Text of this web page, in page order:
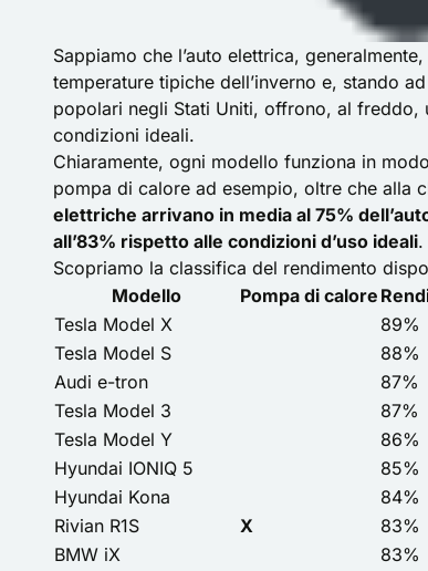
Sappiamo che l’auto elettrica,
temperature tipiche dell’inverno e, stando
popolari negli Stati Uniti, offrono, al freddo,
condizioni ideali.
Chiaramente, ogni modello funziona in
pompa di calore ad esempio, oltre che alla
elettriche arrivano in media al 75%
all’83% rispetto alle condizioni d’uso ideali.
Scopriamo la classifica del rendimento
Modello
Pompa di calore
Tesla Model X
89%
Tesla Model S
88%
Audi e-tron
87%
Tesla Model 3
87%
Tesla Model Y
86%
Hyundai IONIQ 5
85%
Hyundai Kona
84%
Rivian R1S
X
83%
BMW iX
83%